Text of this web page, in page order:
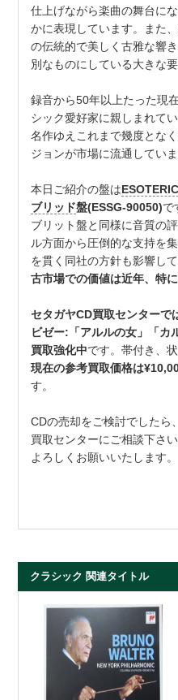
仕上げながら楽曲の舞台に
かに表現しています。また
の伝統的で美しく古雅な響
別なものにしている大きな
録音から50年以上たった現
シック愛好家に親しまれて
名作ゆえこれまで幾度とな
ジョンが市場に流通していま
本日ご紹介の盤は
ブリッド盤(ESSG-90050)で
ブリット盤と同様に音質の
ル方面から圧倒的な支持を
を貫く同社の方針も影響し
古市場での価値は近年、特
セタガヤCD買取センターで
ビゼー:「アルルの女」「カ
買取強化中です。帯付き、
現在の参考買取価格は
す。
CDの売却をご検討でしたら
買取センターにご相談下さい
よろしくお願いいたします。
クラシック 関連タイトル